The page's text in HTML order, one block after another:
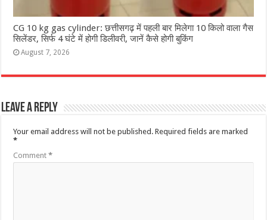
CG 10 kg gas cylinder: छत्तीसगढ़ में पहली बार मिलेगा 10 किलो वाला गैस
सिलेंडर, सिर्फ 4 घंटे में होगी डिलीवरी, जानें कैसे होगी बुकिंग
August 7, 2026
Leave a Reply
Your email address will not be published. Required fields are marked
*
Comment*